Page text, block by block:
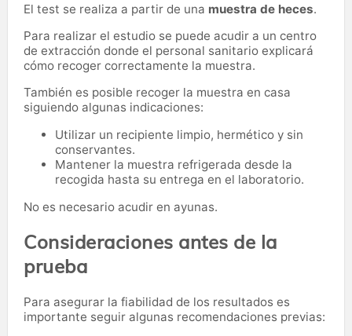
El test se realiza a partir de una muestra de heces.
Para realizar el estudio se puede acudir a un centro
de extracción donde el personal sanitario explicará
cómo recoger correctamente la muestra.
También es posible recoger la muestra en casa
siguiendo algunas indicaciones:
Utilizar un recipiente limpio, hermético y sin
conservantes.
Mantener la muestra refrigerada desde la
recogida hasta su entrega en el laboratorio.
No es necesario acudir en ayunas.
Consideraciones antes de la
prueba
Para asegurar la fiabilidad de los resultados es
importante seguir algunas recomendaciones previas: